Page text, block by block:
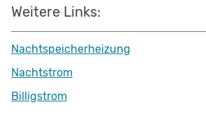
Weitere Links:
Nachtspeicherheizung
Nachtstrom
Billigstrom